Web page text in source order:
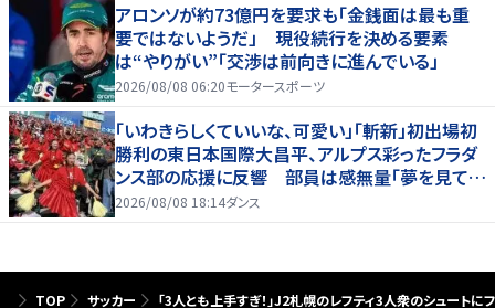
アロンソが約73億円を要求も「金銭面は最も重
要ではないようだ」 現役続行を決める要素
は“やりがい”「交渉は前向きに進んでいる」
2026/08/08 06:20モータースポーツ
「いわきらしくていいな、可愛い」「斬新」初出場初
勝利の東日本国際大昌平、アルプス彩ったフラダ
ンス部の応援に反響 部員は感無量「夢を見てい
るよう」
2026/08/08 18:14ダンス
TOP サッカー ｢3人とも上手すぎ！｣J2札幌のレフティ3人衆のシュートに